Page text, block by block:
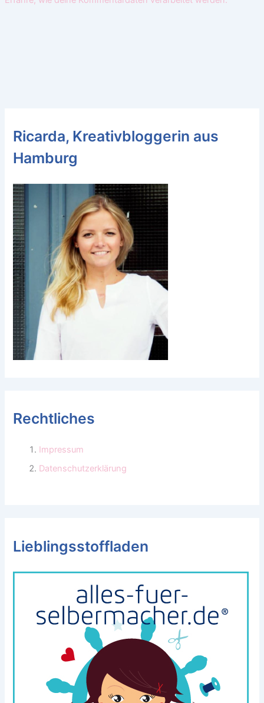
Ricarda, Kreativbloggerin aus
Hamburg
Rechtliches
Impressum
Datenschutzerklärung
Lieblingsstoffladen